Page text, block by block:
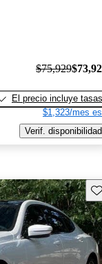
$75,929
El precio incluye tasas
$1,323/mes
Verif. disponibilidad